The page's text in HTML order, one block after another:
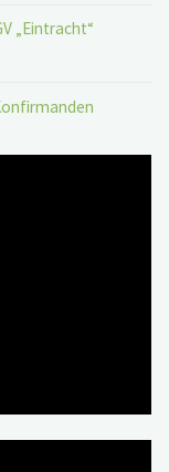
„Eintracht“